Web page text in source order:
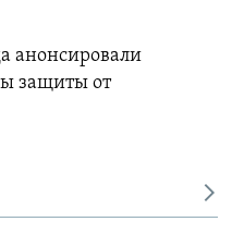
анонсировали
защиты от